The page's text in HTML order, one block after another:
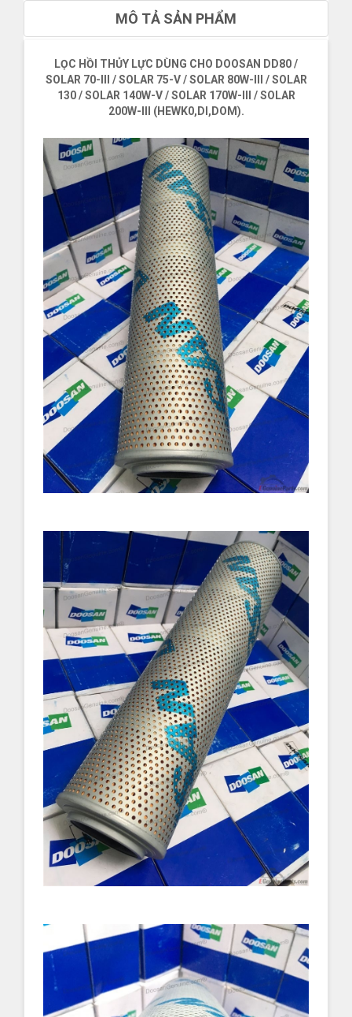
MÔ TẢ SẢN PHẨM
LỌC HỒI THỦY LỰC DÙNG CHO DOOSAN DD80 /
SOLAR 70-III / SOLAR 75-V / SOLAR 80W-III / SOLAR
130 / SOLAR 140W-V / SOLAR 170W-III / SOLAR
200W-III (HEWK0,DI,DOM).